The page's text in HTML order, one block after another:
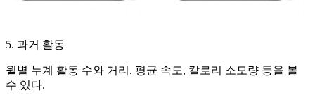
5. 과거 활동
월별 누계 활동 수와 거리, 평균 속도, 칼로리 소모량 등을 볼
수 있다.